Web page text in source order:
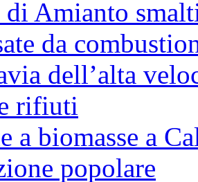
di Amianto
da
dell’alta
rifiuti
a biomasse a
popolare